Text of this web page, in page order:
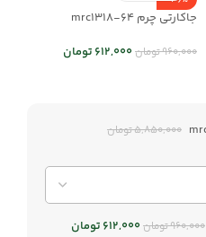
جاکارتی چرم mrc1318-64
960,000تومان612,000 تومان
5,850,000تومان
960,000تومان612,000 تومان